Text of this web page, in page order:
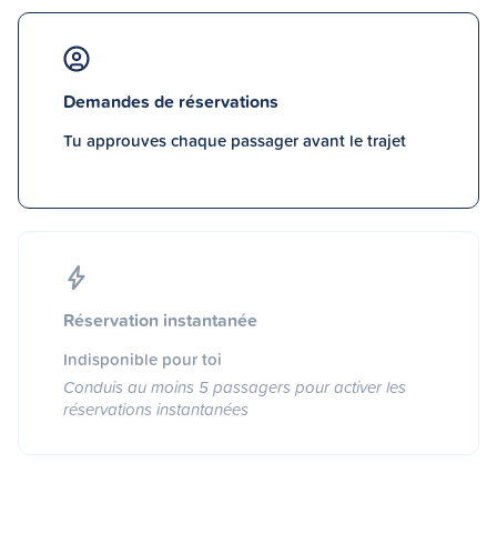
Demandes de réservations
Tu approuves chaque passager avant le trajet
Réservation instantanée
Indisponible pour toi
Conduis au moins 5 passagers pour activer les
réservations instantanées